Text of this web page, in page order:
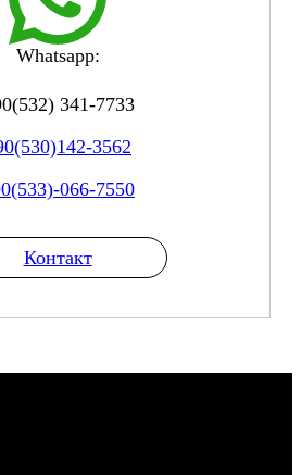
Whatsapp:
341-7733
3562
066-7550
Контакт